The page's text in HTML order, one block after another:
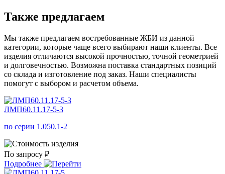
Также предлагаем
Мы также предлагаем востребованные ЖБИ из данной
категории, которые чаще всего выбирают наши клиенты. Все
изделия отличаются высокой прочностью, точной геометрией
и долговечностью. Возможна поставка стандартных позиций
со склада и изготовление под заказ. Наши специалисты
помогут с выбором и расчетом объема.
ЛМП60.11.17-5-3
по серии 1.050.1-2
По запросу ₽
Подробнее